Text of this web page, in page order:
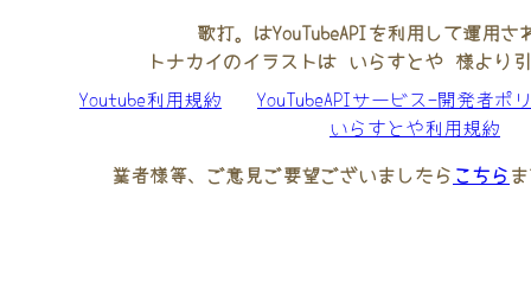
歌打。はYouTubeAPIを利用して運用さ
トナカイのイラストは いらすとや 様より
Youtube利用規約
YouTubeAPIサービス-開発者ポ
いらすとや利用規約
業者様等、ご意見ご要望ございましたら こちら